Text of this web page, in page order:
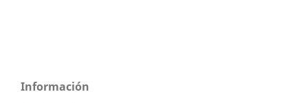
Información